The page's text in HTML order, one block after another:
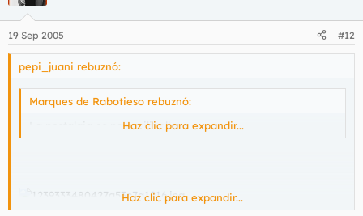
19 Sep 2005 #12
pepi_juani rebuznó:
Marques de Rabotieso rebuznó:
La nostalgia es para gilipollas.Haz clic para expandir...
Haz clic para expandir...